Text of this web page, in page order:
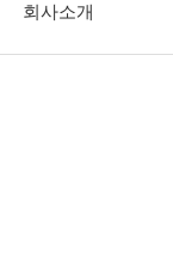
회사소개